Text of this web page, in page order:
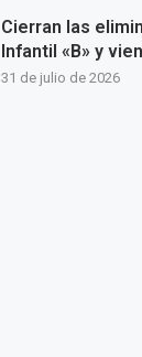
Cierran las
Infantil «B» y
31 de julio de 2026